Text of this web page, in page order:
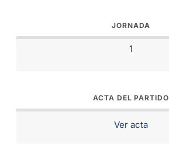
JORNADA
1
ACTA DEL PARTIDO
Ver acta